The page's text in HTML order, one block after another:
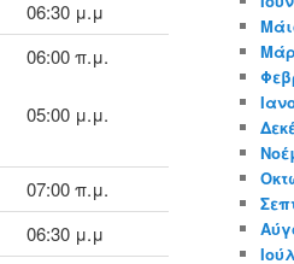
06:30 μ.μ
06:00 π.μ.
05:00 μ.μ.
07:00 π.μ.
06:30 μ.μ